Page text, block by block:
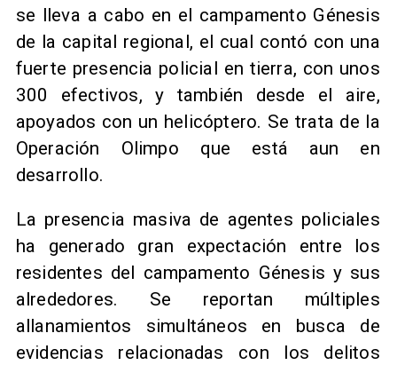
se lleva a cabo en el campamento Génesis
de la capital regional, el cual contó con una
fuerte presencia policial en tierra, con unos
300 efectivos, y también desde el aire,
apoyados con un helicóptero. Se trata de la
Operación Olimpo que está aun en
desarrollo.
La presencia masiva de agentes policiales
ha generado gran expectación entre los
residentes del campamento Génesis y sus
alrededores. Se reportan múltiples
allanamientos simultáneos en busca de
evidencias relacionadas con los delitos